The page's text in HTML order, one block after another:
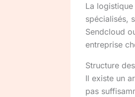
La
spécialisés,
Sendcloud
entreprise
Structure
Il existe un
pas